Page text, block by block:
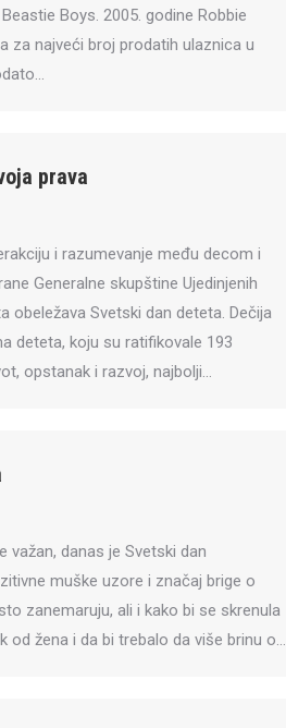
Boys. 2005. godine Robbie
za najveći broj prodatih ulaznica u
prava
i razumevanje među decom i
Generalne skupštine Ujedinjenih
obeležava Svetski dan deteta. Dečija
deteta, koju su ratifikovale 193
opstanak i razvoj, najbolji…
važan, danas je Svetski dan
muške uzore i značaj brige o
zanemaruju, ali i kako bi se skrenula
od žena i da bi trebalo da više brinu o…